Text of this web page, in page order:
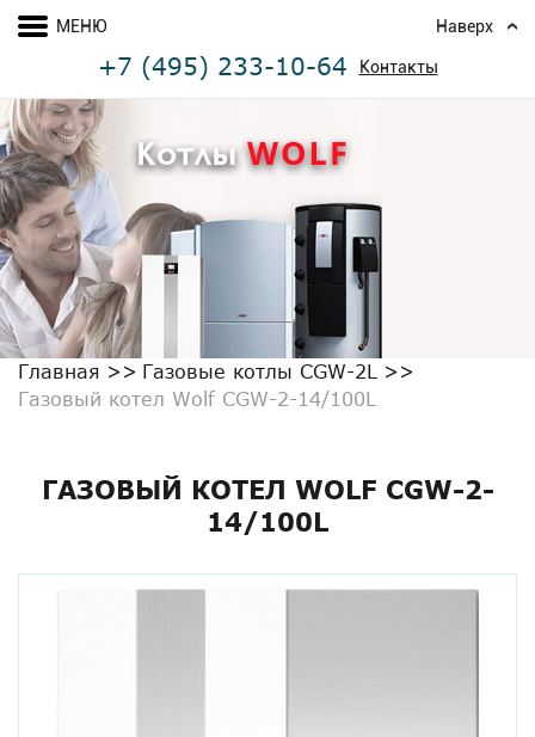
Главная
Газовые котлы CGW-2L
Газовый котел Wolf CGW-2-14/100L
ГАЗОВЫЙ КОТЕЛ WOLF CGW-2-
14/100L
МЕНЮ Наверх
+7 (495) 233-10-64 Контакты